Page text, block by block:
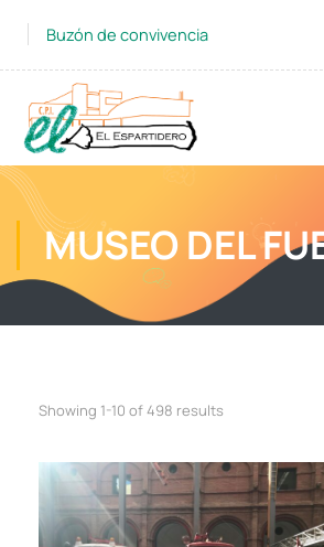
Buzón de convivencia
MUSEO DEL
Showing 1-10 of 498 results